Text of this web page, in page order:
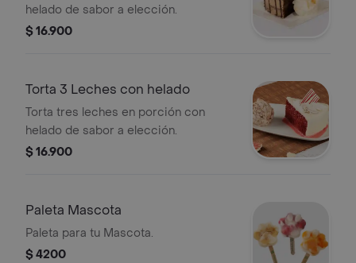
helado de sabor a elección.
$ 16.900
Torta 3 Leches con helado
Torta tres leches en porción con
helado de sabor a elección.
$ 16.900
Paleta Mascota
Paleta para tu Mascota.
$ 4200